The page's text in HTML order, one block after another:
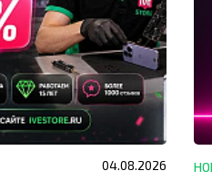
04.08.2026